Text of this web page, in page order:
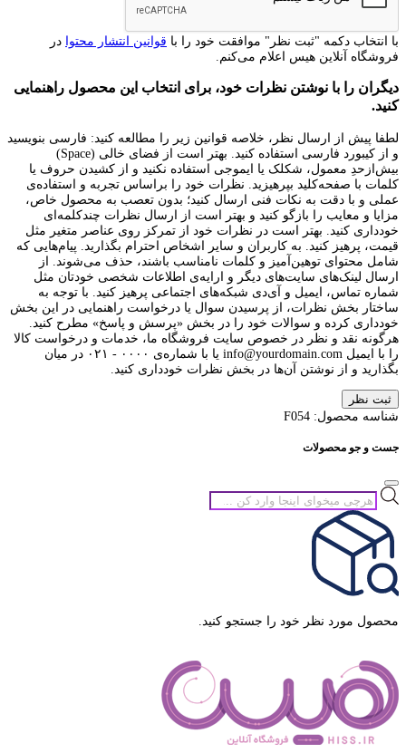
با انتخاب دکمه "ثبت نظر" موافقت خود را با قوانین انتشار محتوا در
فروشگاه آنلاین هیس اعلام می‌کنم.
دیگران را با نوشتن نظرات خود، برای انتخاب این محصول راهنمایی
کنید.
لطفا پیش از ارسال نظر، خلاصه قوانین زیر را مطالعه کنید: فارسی بنویسید
و از کیبورد فارسی استفاده کنید. بهتر است از فضای خالی (Space)
بیش‌از‌حدِ معمول، شکلک یا ایموجی استفاده نکنید و از کشیدن حروف یا
کلمات با صفحه‌کلید بپرهیزید. نظرات خود را براساس تجربه و استفاده‌ی
عملی و با دقت به نکات فنی ارسال کنید؛ بدون تعصب به محصول خاص،
مزایا و معایب را بازگو کنید و بهتر است از ارسال نظرات چندکلمه‌‌ای
خودداری کنید. بهتر است در نظرات خود از تمرکز روی عناصر متغیر مثل
قیمت، پرهیز کنید. به کاربران و سایر اشخاص احترام بگذارید. پیام‌هایی که
شامل محتوای توهین‌آمیز و کلمات نامناسب باشند، حذف می‌شوند. از
ارسال لینک‌های سایت‌های دیگر و ارایه‌ی اطلاعات شخصی خودتان مثل
شماره تماس، ایمیل و آی‌دی شبکه‌های اجتماعی پرهیز کنید. با توجه به
ساختار بخش نظرات، از پرسیدن سوال یا درخواست راهنمایی در این بخش
خودداری کرده و سوالات خود را در بخش «پرسش و پاسخ» مطرح کنید.
هرگونه نقد و نظر در خصوص سایت فروشگاه ما، خدمات و درخواست کالا
را با ایمیل info@yourdomain.com یا با شماره‌ی ۰۰۰۰ - ۰۲۱ در میان
بگذارید و از نوشتن آن‌ها در بخش نظرات خودداری کنید.
ثبت نظر
شناسه محصول: F054
جست و جو محصولات
جستجوی
محصولات
محصول مورد نظر خود را جستجو کنید.